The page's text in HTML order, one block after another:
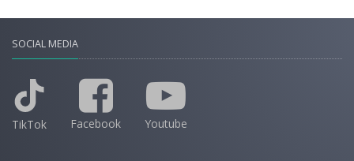
SOCIAL MEDIA
TikTok Facebook Youtube